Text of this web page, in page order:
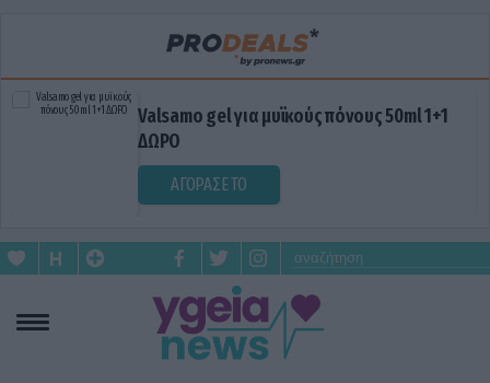
Valsamo gel για μυϊκούς πόνους 50ml 1+1
ΔΩΡΟ
ΑΓΟΡΑΣΕ ΤΟ